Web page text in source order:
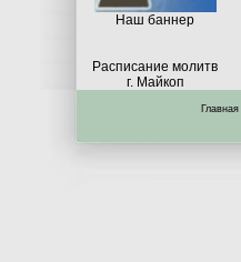
Hаш баннер
Расписание молитв
г. Майкоп
Главная